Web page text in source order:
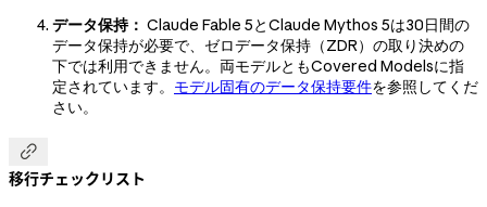
データ保持： Claude Fable 5とClaude Mythos 5は30日間の
データ保持が必要で、ゼロデータ保持（ZDR）の取り決めの
下では利用できません。両モデルともCovered Modelsに指
定されています。 モデル固有のデータ保持要件を参照してくだ
さい。

移行チェックリスト